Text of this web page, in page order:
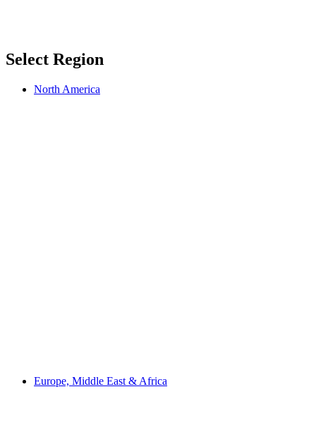
Select Region
North America
Europe, Middle East & Africa